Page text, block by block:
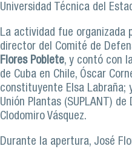
Universidad Técnica del
La actividad fue organizada
director del Comité de
Flores Poblete, y contó con
de Cuba en Chile, Óscar
constituyente Elsa Labraña;
Unión Plantas (SUPLANT) de
Clodomiro Vásquez.
Durante la apertura, José